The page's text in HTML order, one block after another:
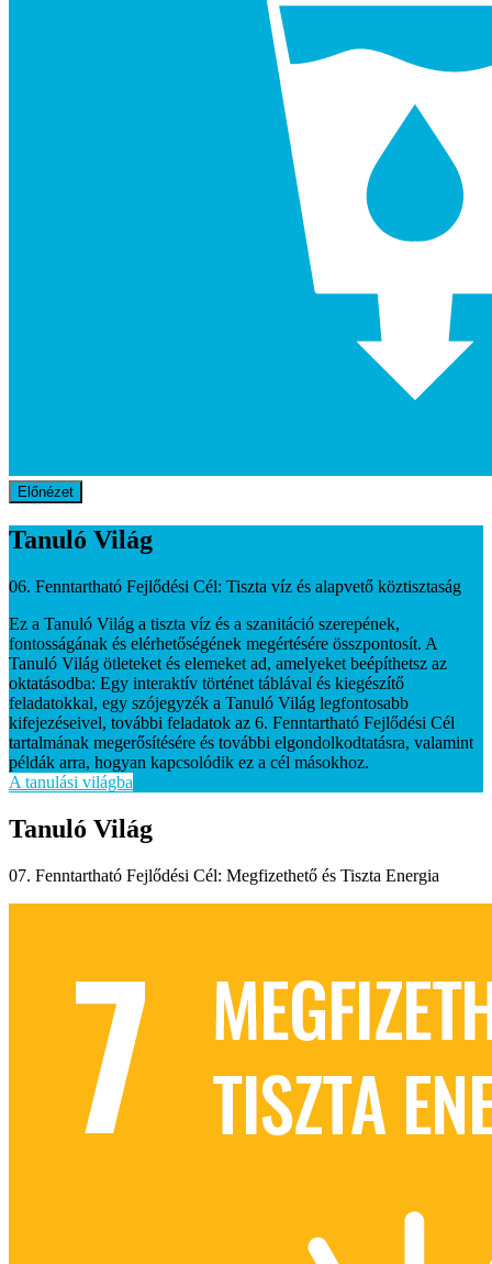
Előnézet
Tanuló Világ
06. Fenntartható Fejlődési Cél: Tiszta víz és alapvető köztisztaság
Ez a Tanuló Világ a tiszta víz és a szanitáció szerepének,
fontosságának és elérhetőségének megértésére összpontosít. A
Tanuló Világ ötleteket és elemeket ad, amelyeket beépíthetsz az
oktatásodba: Egy interaktív történet táblával és kiegészítő
feladatokkal, egy szójegyzék a Tanuló Világ legfontosabb
kifejezéseivel, további feladatok az 6. Fenntartható Fejlődési Cél
tartalmának megerősítésére és további elgondolkodtatásra, valamint
példák arra, hogyan kapcsolódik ez a cél másokhoz.
A tanulási világba
Tanuló Világ
07. Fenntartható Fejlődési Cél: Megfizethető és Tiszta Energia